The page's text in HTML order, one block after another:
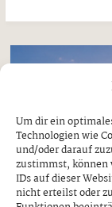
Um dir ein
Technologien wie
und/oder darauf
zustimmst, können
IDs auf dieser
nicht erteilst oder